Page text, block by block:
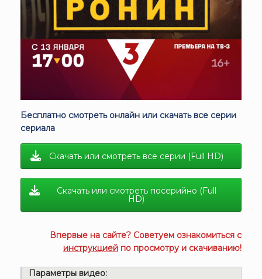
Бесплатно смотреть онлайн или скачать все серии
сериала
Скачать или смотреть все серии (Full HD)
Скачать или смотреть посерийно (Full
HD)
Впервые на сайте? Советуем ознакомиться с
инструкцией по просмотру и скачиванию!
Параметры видео: